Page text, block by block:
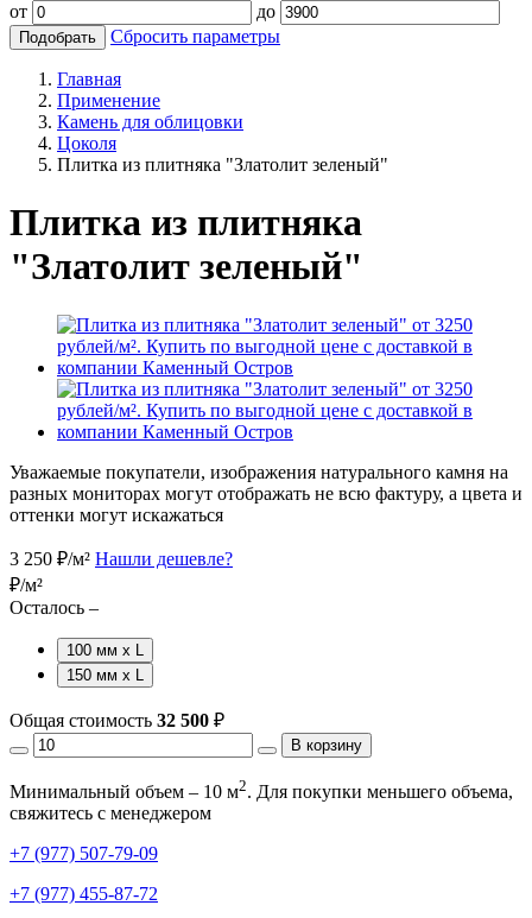
от до
Подобрать Сбросить параметры
Главная
Применение
Камень для облицовки
Цоколя
Плитка из плитняка "Златолит зеленый"
Плитка из плитняка
"Златолит зеленый"
Уважаемые покупатели, изображения натурального камня на
разных мониторах могут отображать не всю фактуру, а цвета и
оттенки могут искажаться
3 250 ₽/м² Нашли дешевле?
₽/м²
Осталось –
100 мм х L
150 мм х L
Общая стоимость 32 500 ₽
В корзину
Минимальный объем – 10 м2. Для покупки меньшего объема,
свяжитесь с менеджером
+7 (977) 507-79-09
+7 (977) 455-87-72